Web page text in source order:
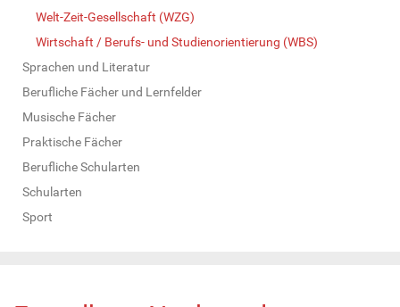
Welt-Zeit-Gesellschaft (WZG)
Wirtschaft / Berufs- und Studienorientierung (WBS)
Sprachen und Literatur
Berufliche Fächer und Lernfelder
Musische Fächer
Praktische Fächer
Berufliche Schularten
Schularten
Sport